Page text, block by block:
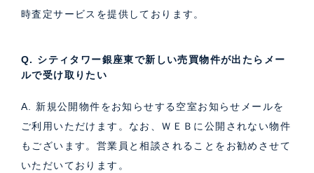
時査定サービス を提供しております。
Q. シティタワー銀座東で新しい売買物件が出たらメー
ルで受け取りたい
A. 新規公開物件をお知らせする空室お知らせメールを
ご利用いただけます。なお、ＷＥＢに公開されない物件
もございます。営業員と相談されることをお勧めさせて
いただいております。